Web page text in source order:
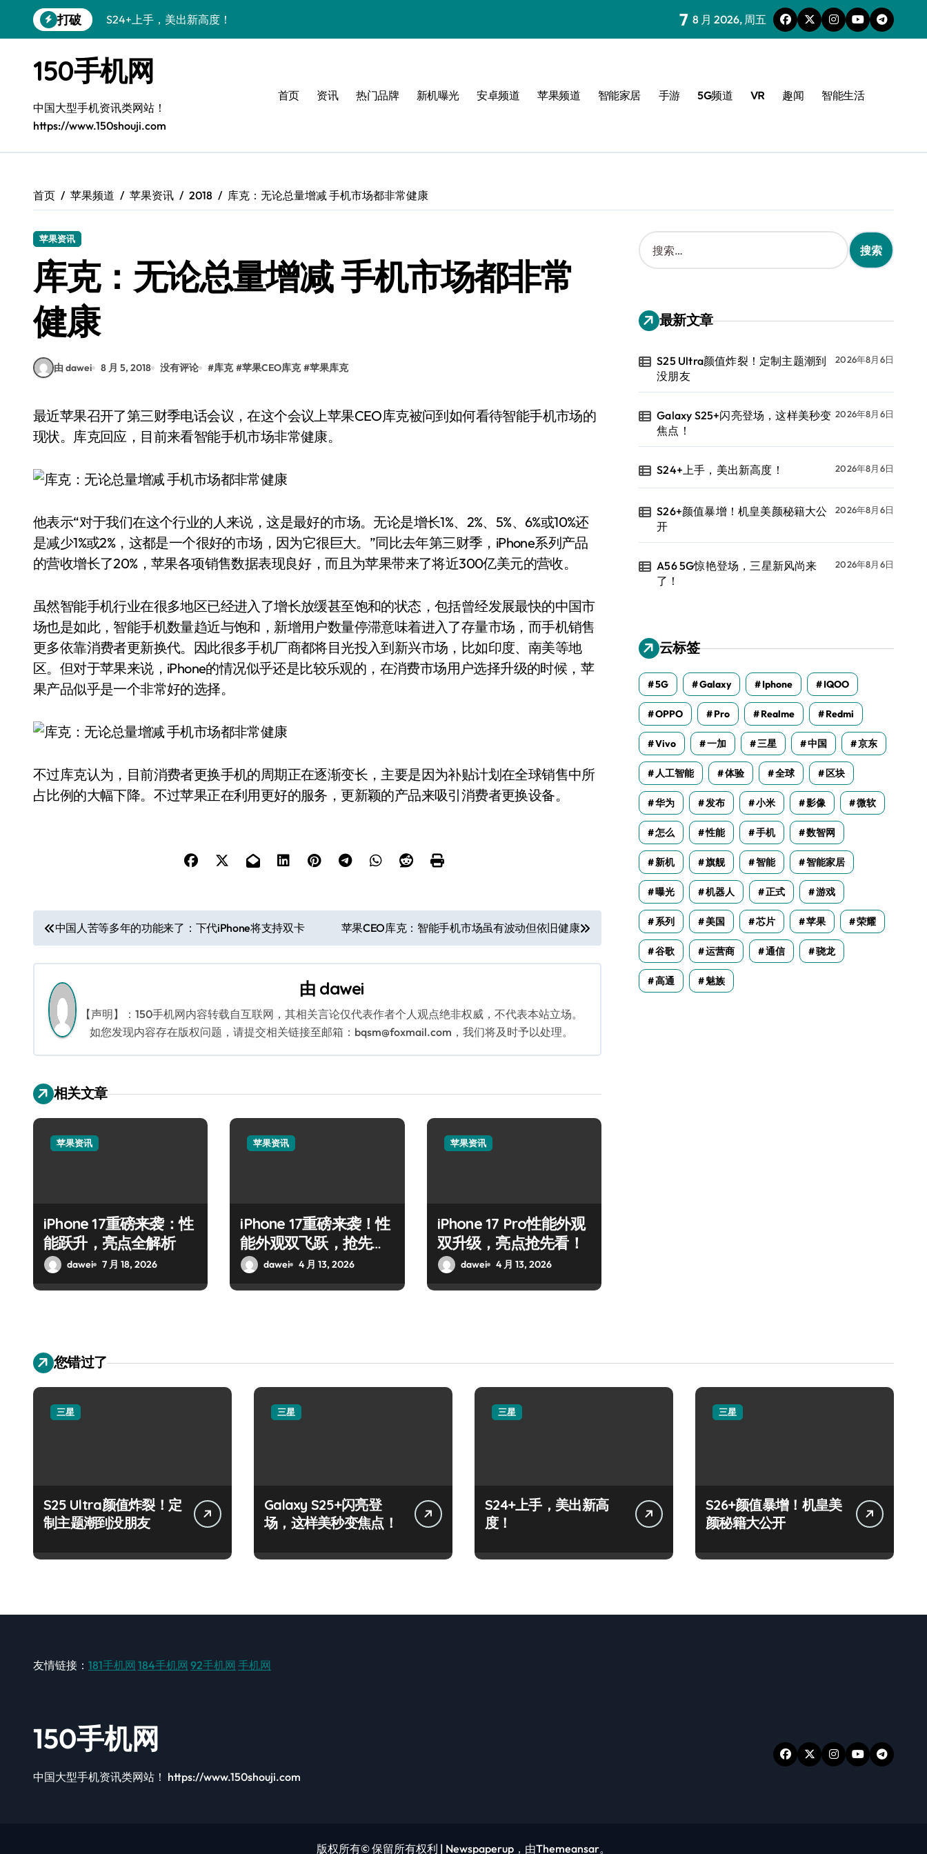
到
打破
S24+上手，美出新高度！
A56 5G惊艳登场，三星新风尚来了！
三星S26上手：3招秒变个性旗舰
S25美化秘籍：个性潮玩，炫酷一键搞定！
Galaxy C55 5G潮定新定义
Galaxy Z Flip6：折叠时尚，秒变潮流焦点
7 8 月 2026, 周五
150手机网
中国大型手机资讯类网站！
https://www.150shouji.com
首页 资讯 热门品牌 新机曝光 安卓频道 苹果频道 智能家居 手游 5G频道 VR 趣闻 智能生活
首页 苹果频道 苹果资讯 2018 库克：无论总量增减 手机市场都非常健康
苹果资讯
库克：无论总量增减 手机市场都非常
健康
由 dawei 8 月 5, 2018 没有评论 #库克 #苹果CEO库克 #苹果库克
最近苹果召开了第三财季电话会议，在这个会议上苹果CEO库克被问到如何看待智能手机市场的
现状。库克回应，目前来看智能手机市场非常健康。
他表示“对于我们在这个行业的人来说，这是最好的市场。无论是增长1%、2%、5%、6%或10%还
是减少1%或2%，这都是一个很好的市场，因为它很巨大。”同比去年第三财季，iPhone系列产品
的营收增长了20%，苹果各项销售数据表现良好，而且为苹果带来了将近300亿美元的营收。
虽然智能手机行业在很多地区已经进入了增长放缓甚至饱和的状态，包括曾经发展最快的中国市
场也是如此，智能手机数量趋近与饱和，新增用户数量停滞意味着进入了存量市场，而手机销售
更多依靠消费者更新换代。因此很多手机厂商都将目光投入到新兴市场，比如印度、南美等地
区。但对于苹果来说，iPhone的情况似乎还是比较乐观的，在消费市场用户选择升级的时候，苹
果产品似乎是一个非常好的选择。
不过库克认为，目前消费者更换手机的周期正在逐渐变长，主要是因为补贴计划在全球销售中所
占比例的大幅下降。不过苹果正在利用更好的服务，更新颖的产品来吸引消费者更换设备。
文
章
导
航
中国人苦等多年的功能来了：下代iPhone将支持双卡 苹果CEO库克：智能手机市场虽有波动但依旧健康
由 dawei
【声明】：150手机网内容转载自互联网，其相关言论仅代表作者个人观点绝非权威，不代表本站立场。
如您发现内容存在版权问题，请提交相关链接至邮箱：bqsm@foxmail.com，我们将及时予以处理。
相关文章
苹果资讯
iPhone 17重磅来袭：性
能跃升，亮点全解析
dawei 7 月 18, 2026
苹果资讯
iPhone 17重磅来袭！性
能外观双飞跃，抢先解
锁新亮点
dawei 4 月 13, 2026
苹果资讯
iPhone 17 Pro性能外观
双升级，亮点抢先看！
dawei 4 月 13, 2026
搜
索
：
最新文章
S25 Ultra颜值炸裂！定制主题潮到
没朋友
2026年8月6日
Galaxy S25+闪亮登场，这样美秒变
焦点！
2026年8月6日
S24+上手，美出新高度！ 2026年8月6日
S26+颜值暴增！机皇美颜秘籍大公
开
2026年8月6日
A56 5G惊艳登场，三星新风尚来
了！
2026年8月6日
云标签
5G Galaxy Iphone IQOO
OPPO Pro Realme Redmi
Vivo 一加 三星 中国 京东
人工智能 体验 全球 区块
华为 发布 小米 影像 微软
怎么 性能 手机 数智网
新机 旗舰 智能 智能家居
曝光 机器人 正式 游戏
系列 美国 芯片 苹果 荣耀
谷歌 运营商 通信 骁龙
高通 魅族
您错过了
三星
S25 Ultra颜值炸裂！定
制主题潮到没朋友
三星
Galaxy S25+闪亮登
场，这样美秒变焦点！
三星
S24+上手，美出新高
度！
三星
S26+颜值暴增！机皇美
颜秘籍大公开
友情链接： 181手机网 184手机网 92手机网 手机网
150手机网
中国大型手机资讯类网站！ https://www.150shouji.com
版权所有© 保留所有权利 | Newspaperup ，由Themeansar。